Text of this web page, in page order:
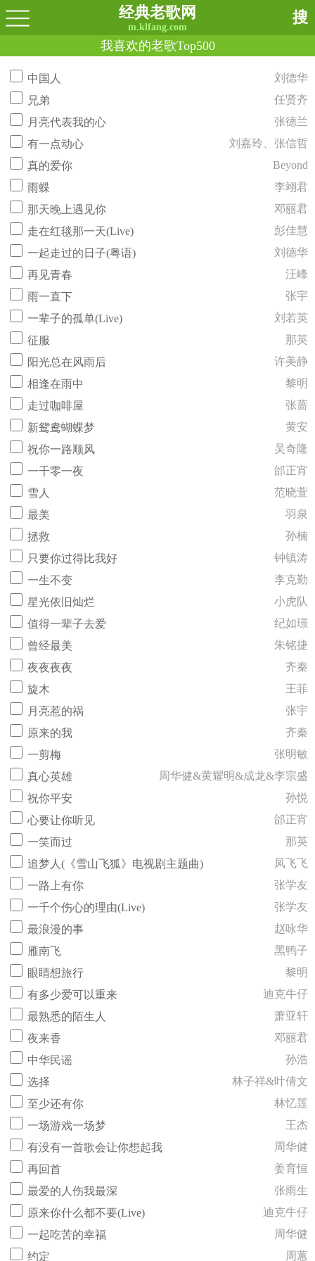
经典老歌网
m.klfang.com
搜
我喜欢的老歌Top500
中国人
刘德华
兄弟
任贤齐
月亮代表我的心
张德兰
有一点动心
刘嘉玲、张信哲
真的爱你
Beyond
雨蝶
李翊君
那天晚上遇见你
邓丽君
走在红毯那一天(Live)
彭佳慧
一起走过的日子(粤语)
刘德华
再见青春
汪峰
雨一直下
张宇
一辈子的孤单(Live)
刘若英
征服
那英
阳光总在风雨后
许美静
相逢在雨中
黎明
走过咖啡屋
张蔷
新鸳鸯蝴蝶梦
黄安
祝你一路顺风
吴奇隆
一千零一夜
邰正宵
雪人
范晓萱
最美
羽泉
拯救
孙楠
只要你过得比我好
钟镇涛
一生不变
李克勤
星光依旧灿烂
小虎队
值得一辈子去爱
纪如璟
曾经最美
朱铭捷
夜夜夜夜
齐秦
旋木
王菲
月亮惹的祸
张宇
原来的我
齐秦
一剪梅
张明敏
真心英雄
周华健&黄耀明&成龙&李宗盛
祝你平安
孙悦
心要让你听见
邰正宵
一笑而过
那英
追梦人(《雪山飞狐》电视剧主题曲)
凤飞飞
一路上有你
张学友
一千个伤心的理由(Live)
张学友
最浪漫的事
赵咏华
雁南飞
黑鸭子
眼睛想旅行
黎明
有多少爱可以重来
迪克牛仔
最熟悉的陌生人
萧亚轩
夜来香
邓丽君
中华民谣
孙浩
选择
林子祥&叶倩文
至少还有你
林忆莲
一场游戏一场梦
王杰
有没有一首歌会让你想起我
周华健
再回首
姜育恒
最爱的人伤我最深
张雨生
原来你什么都不要(Live)
迪克牛仔
一起吃苦的幸福
周华健
约定
周蕙